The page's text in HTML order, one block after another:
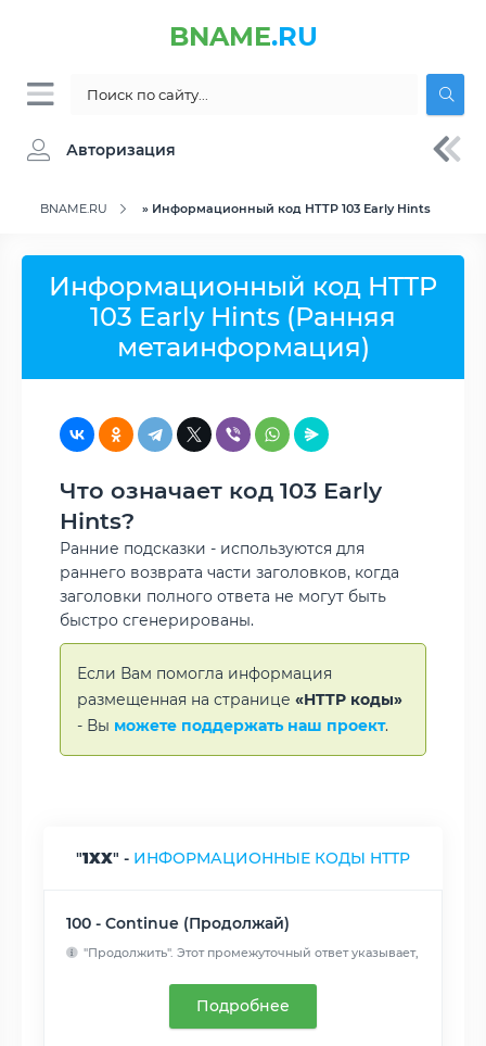
BNAME.RU
Авторизация
BNAME.RU » Информационный код HTTP 103 Early Hints
Информационный код HTTP
103 Early Hints (Ранняя
метаинформация)
Что означает код 103 Early
Hints?
Ранние подсказки - используются для
раннего возврата части заголовков, когда
заголовки полного ответа не могут быть
быстро сгенерированы.
Если Вам помогла информация
размещенная на странице «HTTP коды»
- Вы можете поддержать наш проект.
"1XX" - ИНФОРМАЦИОННЫЕ КОДЫ HTTP
100 - Continue (Продолжай)
"Продолжить". Этот промежуточный ответ указывает,
Подробнее